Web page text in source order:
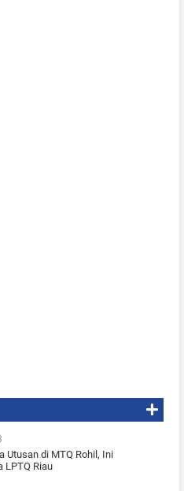
Utusan di MTQ Rohil, Ini
LPTQ Riau